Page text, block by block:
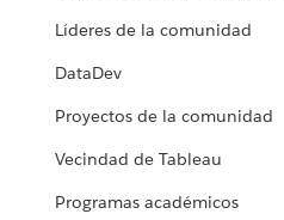
Líderes de la comunidad
DataDev
Proyectos de la comunidad
Vecindad de Tableau
Programas académicos